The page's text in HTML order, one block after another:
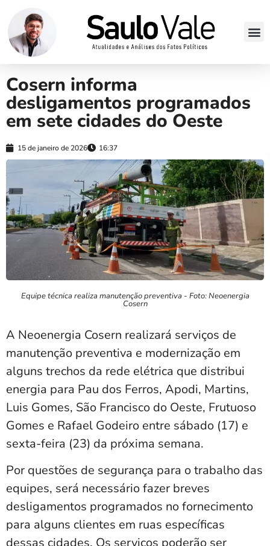
Cosern informa
desligamentos programados
em sete cidades do Oeste
15 de janeiro de 2026 16:37
Equipe técnica realiza manutenção preventiva - Foto: Neoenergia
Cosern
A Neoenergia Cosern realizará serviços de
manutenção preventiva e modernização em
alguns trechos da rede elétrica que distribui
energia para Pau dos Ferros, Apodi, Martins,
Luis Gomes, São Francisco do Oeste, Frutuoso
Gomes e Rafael Godeiro entre sábado (17) e
sexta-feira (23) da próxima semana.
Por questões de segurança para o trabalho das
equipes, será necessário fazer breves
desligamentos programados no fornecimento
para alguns clientes em ruas específicas